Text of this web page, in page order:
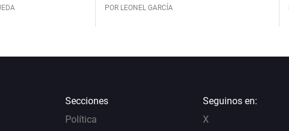
POR LEONEL GARCÍA
Secciones
Política
Seguinos en:
X